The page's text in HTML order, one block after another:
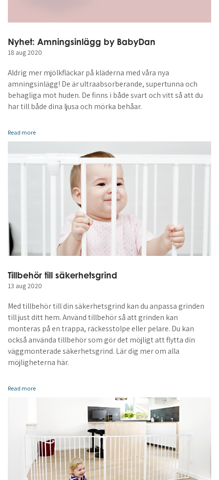
Nyhet: Amningsinlägg by BabyDan
18 aug 2020
Aldrig mer mjölkfläckar på kläderna med våra nya
amningsinlägg! De är ultraabsorberande, supertunna och
behagliga mot huden. De finns i både svart och vitt så att du
har till både dina ljusa och mörka behåar.
Read more
Tillbehör till säkerhetsgrind
13 aug 2020
Med tillbehör till din säkerhetsgrind kan du anpassa grinden
till just ditt hem. Använd tillbehör så att grinden kan
monteras på en trappa, räckesstolpe eller pelare. Du kan
också använda tillbehör som gör det möjligt att flytta din
väggmonterade säkerhetsgrind. Lär dig mer om alla
möjligheterna här.
Read more